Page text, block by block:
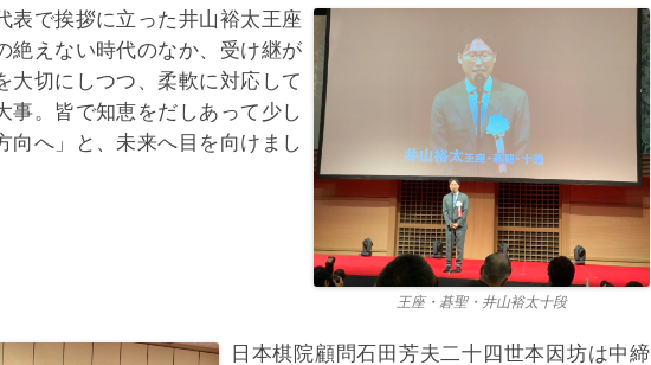
王座・碁聖・井山裕太十段
表で挨拶に立った井山裕太王座
絶えない時代のなか、受け継が
大切にしつつ、柔軟に対応して
事。皆で知恵をだしあって少し
向へ」と、未来へ目を向けまし
日本棋院顧問石田芳夫二十四世本因坊は中締